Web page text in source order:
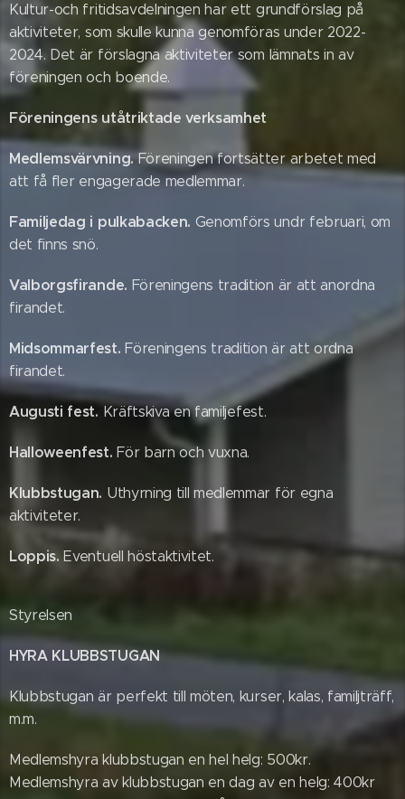
Kultur-och fritidsavdelningen har ett grundförslag på
aktiviteter, som skulle kunna genomföras under 2022-
2024. Det är förslagna aktiviteter som lämnats in av
föreningen och boende.
Föreningens utåtriktade verksamhet
Medlemsvärvning. Föreningen fortsätter arbetet med
att få fler engagerade medlemmar.
Familjedag i pulkabacken. Genomförs undr februari, om
det finns snö.
Valborgsfirande. Föreningens tradition är att anordna
firandet.
Midsommarfest.Föreningens tradition är att ordna
firandet.
Augusti fest. Kräftskiva en familjefest.
Halloweenfest.För barn och vuxna.
Klubbstugan. Uthyrning till medlemmar för egna
aktiviteter.
Loppis.Eventuell höstaktivitet.
Styrelsen
HYRA KLUBBSTUGAN
Klubbstugan är perfekt till möten, kurser, kalas, familjträff,
m.m.
Medlemshyra klubbstugan en hel helg: 500kr.
Medlemshyra av klubbstugan en dag av en helg: 400kr